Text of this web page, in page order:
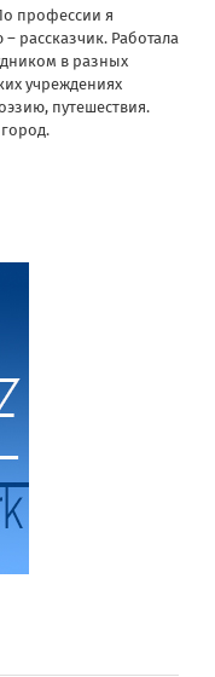
профессии я
рассказчик. Работала
в разных
учреждениях
путешествия.